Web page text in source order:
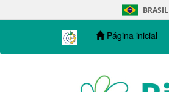
navigation
BRASIL
Página inicial